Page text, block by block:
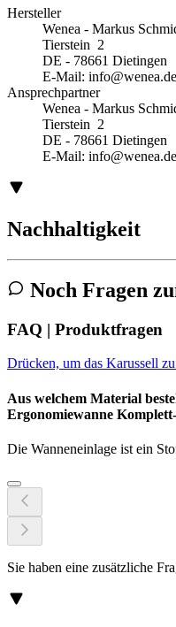
Hersteller
Wenea - Markus
Tierstein 2
DE - 78661 Dietingen
E-Mail: info@wenea.de
Ansprechpartner
Wenea - Markus
Tierstein 2
DE - 78661 Dietingen
E-Mail: info@wenea.de
Nachhaltigkeit
Noch Fragen
FAQ | Produktfragen
Drücken, um das Karussell
Aus welchem Material
Ergonomiewanne
Die Wanneneinlage ist ein
Sie haben eine zusätzliche